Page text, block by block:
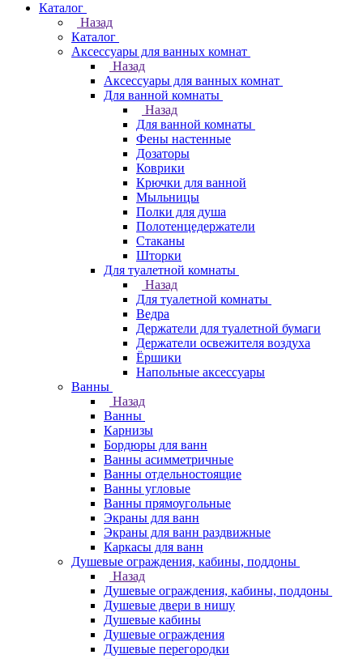
Каталог
Назад
Каталог
Аксессуары для ванных комнат
Назад
Аксессуары для ванных комнат
Для ванной комнаты
Назад
Для ванной комнаты
Фены настенные
Дозаторы
Коврики
Крючки для ванной
Мыльницы
Полки для душа
Полотенцедержатели
Стаканы
Шторки
Для туалетной комнаты
Назад
Для туалетной комнаты
Ведра
Держатели для туалетной бумаги
Держатели освежителя воздуха
Ёршики
Напольные аксессуары
Ванны
Назад
Ванны
Карнизы
Бордюры для ванн
Ванны асимметричные
Ванны отдельностоящие
Ванны угловые
Ванны прямоугольные
Экраны для ванн
Экраны для ванн раздвижные
Каркасы для ванн
Душевые ограждения, кабины, поддоны
Назад
Душевые ограждения, кабины, поддоны
Душевые двери в нишу
Душевые кабины
Душевые ограждения
Душевые перегородки